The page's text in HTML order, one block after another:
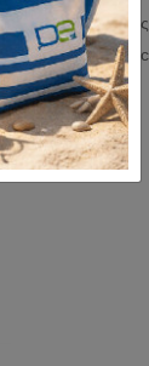
δραστηριότητες.
ΙσοθερμικάHi-tec,